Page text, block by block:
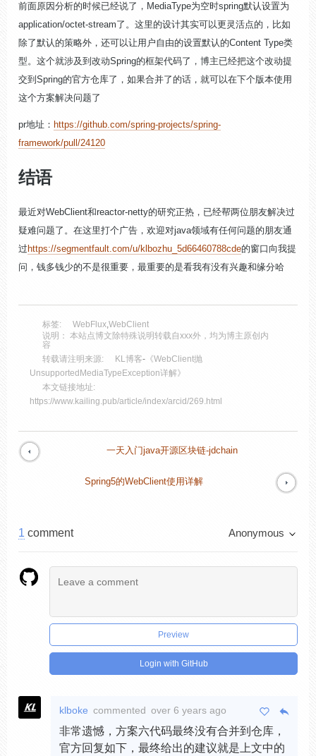
前面原因分析的时候已经说了，MediaType为空时spring默认设置为
application/octet-stream了。这里的设计其实可以更灵活点的，比如
除了默认的策略外，还可以让用户自由的设置默认的Content Type类
型。这个就涉及到改动Spring的框架代码了，博主已经把这个改动提
交到Spring的官方仓库了，如果合并了的话，就可以在下个版本使用
这个方案解决问题了
pr地址： https://github.com/spring-projects/spring-
framework/pull/24120
结语
最近对WebClient和reactor-netty的研究正热，已经帮两位朋友解决过
疑难问题了。在这里打个广告，欢迎对java领域有任何问题的朋友通
过 https://segmentfault.com/u/klbozhu_5d66460788cde的窗口向我提
问，钱多钱少的不是很重要，最重要的是看我有没有兴趣和缘分哈
标签: WebFlux,WebClient
说明： 本站点博文除特殊说明转载自xxx外，均为博主原创内
容
转载请注明来源:
KL博客- 《WebClient抛
UnsupportedMediaTypeException详解》
本文链接地址:
https://www.kailing.pub/article/index/arcid/269.html
一天入门java开源区块链-jdchain
Spring5的WebClient使用详解
1 comment Anonymous
Preview
Login with GitHub
klboke commented over 6 years ago
非常遗憾，方案六代码最终没有合并到仓库，
官方回复如下，最终给出的建议就是上文中的